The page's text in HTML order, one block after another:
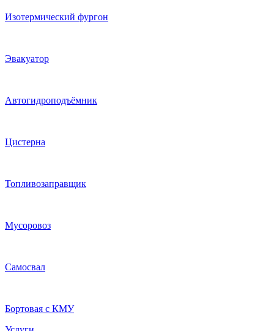
Изотермический фургон
Эвакуатор
Автогидроподъёмник
Цистерна
Топливозаправщик
Мусоровоз
Самосвал
Бортовая с КМУ